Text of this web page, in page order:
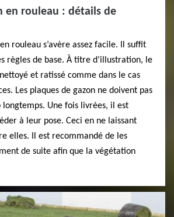
en rouleau : détails de
rouleau s’avère assez facile. Il suffit
règles de base. À titre d’illustration, le
et ratissé comme dans le cas
Les plaques de gazon ne doivent pas
longtemps. Une fois livrées, il est
à leur pose. Ceci en ne laissant
elles. Il est recommandé de les
de suite afin que la végétation